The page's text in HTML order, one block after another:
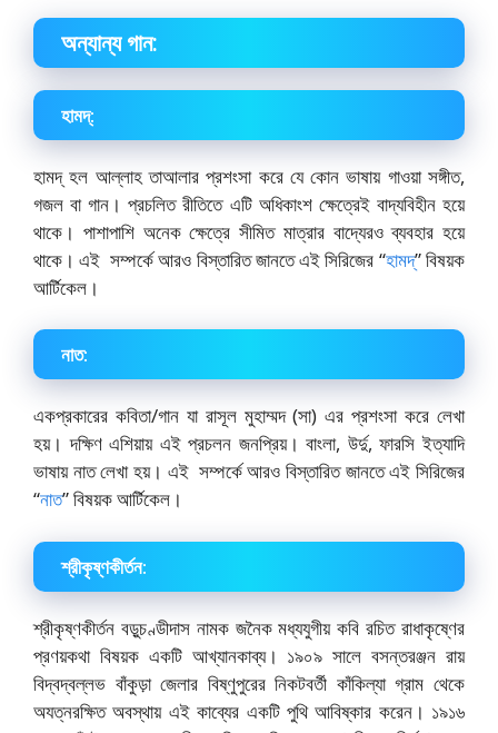
অন্যান্য গান:
হামদ্:
হামদ্ হল আল্লাহ তাআলার প্রশংসা করে যে কোন ভাষায় গাওয়া সঙ্গীত,
গজল বা গান। প্রচলিত রীতিতে এটি অধিকাংশ ক্ষেত্রেই বাদ্যবিহীন হয়ে
থাকে। পাশাপাশি অনেক ক্ষেত্রে সীমিত মাত্রার বাদ্যেরও ব্যবহার হয়ে
থাকে। এই সম্পর্কে আরও বিস্তারিত জানতে এই সিরিজের “হামদ্” বিষয়ক
আর্টিকেল।
নাত:
একপ্রকারের কবিতা/গান যা রাসূল মুহাম্মদ (সা) এর প্রশংসা করে লেখা
হয়। দক্ষিণ এশিয়ায় এই প্রচলন জনপ্রিয়। বাংলা, উর্দু, ফারসি ইত্যাদি
ভাষায় নাত লেখা হয়। এই সম্পর্কে আরও বিস্তারিত জানতে এই সিরিজের
“নাত” বিষয়ক আর্টিকেল।
শ্রীকৃষ্ণকীর্তন:
শ্রীকৃষ্ণকীর্তন বড়ুচণ্ডীদাস নামক জনৈক মধ্যযুগীয় কবি রচিত রাধাকৃষ্ণের
প্রণয়কথা বিষয়ক একটি আখ্যানকাব্য। ১৯০৯ সালে বসন্তরঞ্জন রায়
বিদ্বদ্বল্লভ বাঁকুড়া জেলার বিষ্ণুপুরের নিকটবর্তী কাঁকিল্যা গ্রাম থেকে
অযত্নরক্ষিত অবস্থায় এই কাব্যের একটি পুথি আবিষ্কার করেন। ১৯১৬